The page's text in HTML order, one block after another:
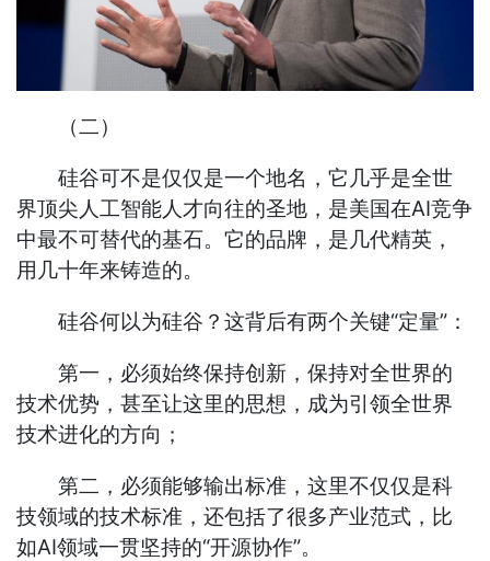
（二）
硅谷可不是仅仅是一个地名，它几乎是全世
界顶尖人工智能人才向往的圣地，是美国在AI竞争
中最不可替代的基石。它的品牌，是几代精英，
用几十年来铸造的。
硅谷何以为硅谷？这背后有两个关键“定量”：
第一，必须始终保持创新，保持对全世界的
技术优势，甚至让这里的思想，成为引领全世界
技术进化的方向；
第二，必须能够输出标准，这里不仅仅是科
技领域的技术标准，还包括了很多产业范式，比
如AI领域一贯坚持的“开源协作”。